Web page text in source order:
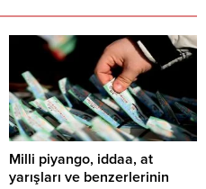
Milli piyango, iddaa, at
yarışları ve benzerlerinin